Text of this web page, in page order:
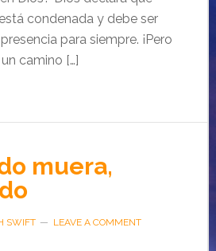
condenada y debe ser
para siempre. ¡Pero
camino […]
muera,
SWIFT LEAVE A COMMENT